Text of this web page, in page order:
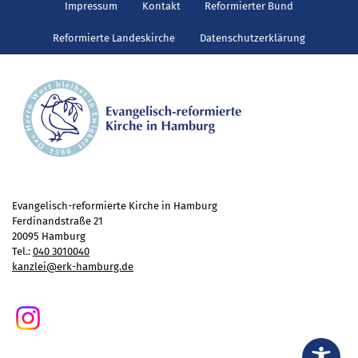
Gottesdienst
Reisen
Jugend
Familiengottesdienst
Konfirmandenunterricht
Konfi-Rookies
Diakonie
Stiftung Altenhof
Frühstück für alle
Wer will noch mitfahren?
Impressum Kontakt Reformierter Bund
Reformierte Landeskirche Datenschutzerklärung
Evangelisch-reformierte Kirche in Hamburg
Ferdinandstraße 21
20095 Hamburg
Tel.: 040 3010040
kanzlei@erk-hamburg.de